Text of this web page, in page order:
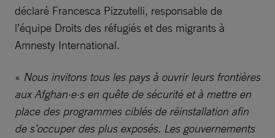
déclaré Francesca Pizzutelli, responsable de
l’équipe Droits des réfugiés et des migrants à
Amnesty International.
« Nous invitons tous les pays à ouvrir leurs frontières
aux Afghan·e·s en quête de sécurité et à mettre en
place des programmes ciblés de réinstallation afin
de s’occuper des plus exposés. Les gouvernements